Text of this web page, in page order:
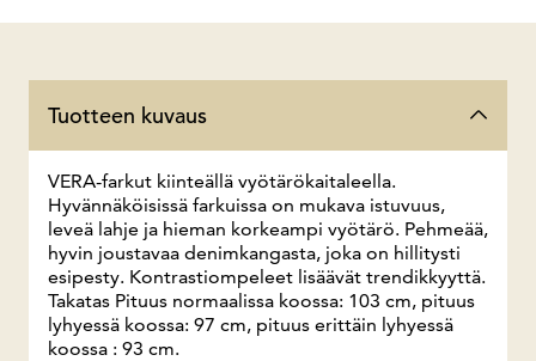
Tuotteen kuvaus
VERA-farkut kiinteällä vyötärökaitaleella.
Hyvännäköisissä farkuissa on mukava istuvuus,
leveä lahje ja hieman korkeampi vyötärö. Pehmeää,
hyvin joustavaa denimkangasta, joka on hillitysti
esipesty. Kontrastiompeleet lisäävät trendikkyyttä.
Takatas Pituus normaalissa koossa: 103 cm, pituus
lyhyessä koossa: 97 cm, pituus erittäin lyhyessä
koossa : 93 cm.